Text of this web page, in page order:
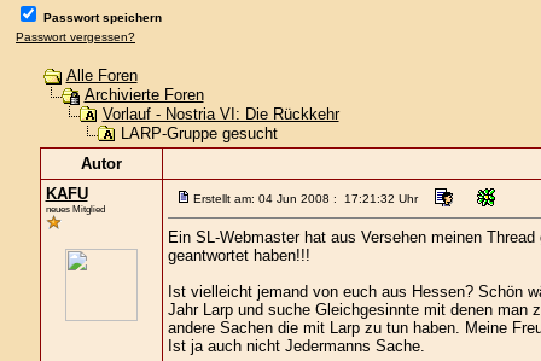
Passwort speichern
Passwort vergessen?
Alle Foren
Archivierte Foren
Vorlauf - Nostria VI: Die Rückkehr
LARP-Gruppe gesucht
Autor
KAFU
neues Mitglied
Erstellt am: 04 Jun 2008 : 17:21:32 Uhr
Ein SL-Webmaster hat aus Versehen meinen
geantwortet haben!!!
Ist vielleicht jemand von euch aus Hessen? Schön
Jahr Larp und suche Gleichgesinnte mit denen man
andere Sachen die mit Larp zu tun haben. Meine
Ist ja auch nicht Jedermanns Sache.